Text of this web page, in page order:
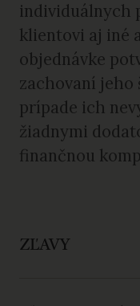
individuálnych
klientovi aj iné
objednávke
zachovaní jeho
prípade ich
žiadnymi
finančnou
ZĽAVY